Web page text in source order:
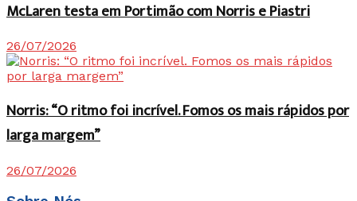
McLaren testa em Portimão com Norris e Piastri
26/07/2026
Norris: “O ritmo foi incrível. Fomos os mais rápidos por
larga margem”
26/07/2026